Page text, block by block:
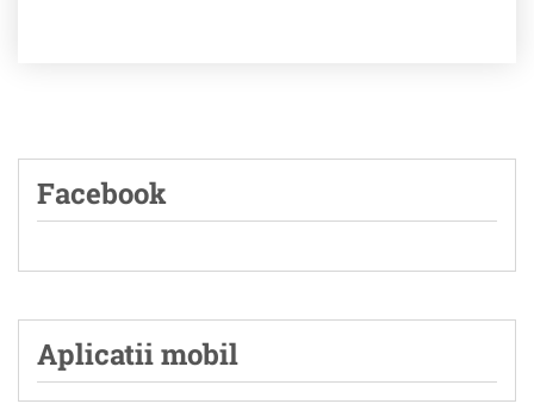
Facebook
Aplicatii mobil